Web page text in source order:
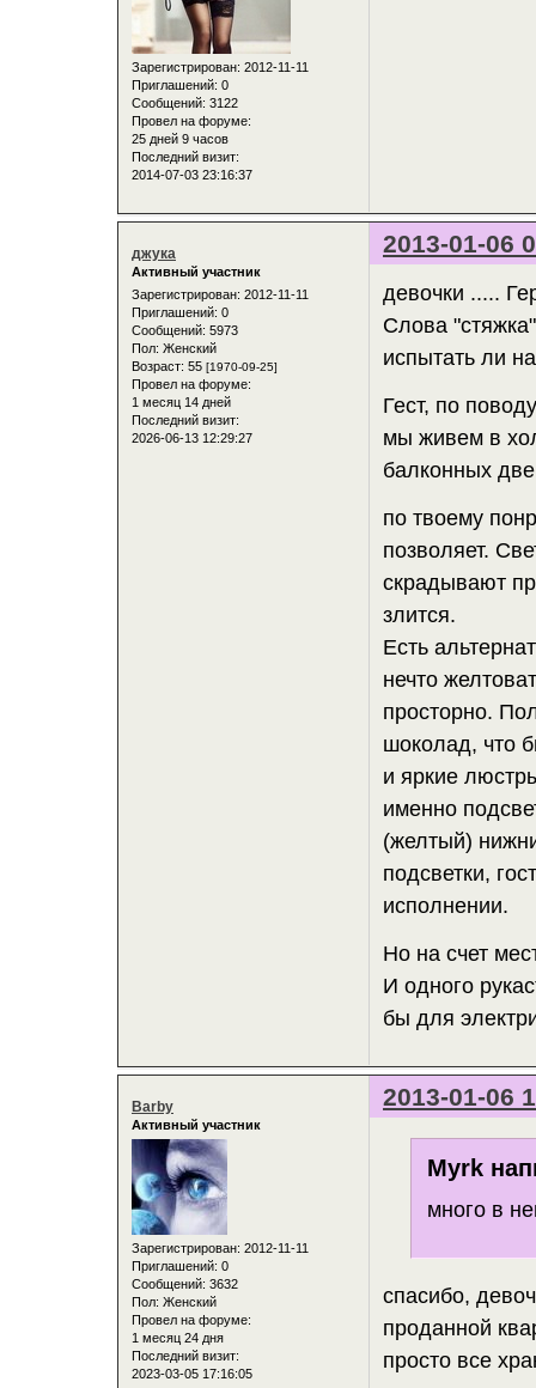
Зарегистрирован: 2012-11-11
Приглашений: 0
Сообщений: 3122
Провел на форуме:
25 дней 9 часов
Последний визит:
2014-07-03 23:16:37
2013-01-06
джука
Активный участник
Зарегистрирован: 2012-11-11
Приглашений: 0
Сообщений: 5973
Пол: Женский
Возраст: 55 [1970-09-25]
Провел на форуме:
1 месяц 14 дней
Последний визит:
2026-06-13 12:29:27
девочки .....
Слова
испытать ли
Гест, по
мы живем в
балконных
по твоему
позволяет.
скрадывают
злится.
Есть
нечто
просторно.
шоколад, что
и яркие
именно
(желтый)
подсветки,
исполнении.
Но на счет
И одного
бы для
2013-01-06
Barby
Активный участник
Зарегистрирован: 2012-11-11
Приглашений: 0
Сообщений: 3632
Пол: Женский
Провел на форуме:
1 месяц 24 дня
Последний визит:
2023-03-05 17:16:05
Myrk
много в
спасибо,
проданной
просто все